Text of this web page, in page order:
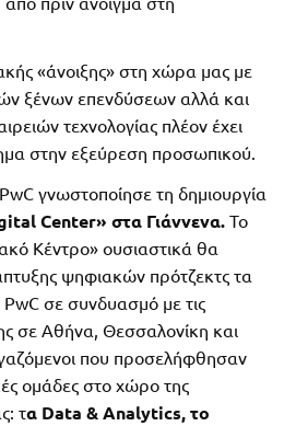
«άνοιξης» στη χώρα μας με
ξένων επενδύσεων αλλά και
τεχνολογίας πλέον έχει
στην εξεύρεση προσωπικού.
γνωστοποίησε τη δημιουργία
Center» στα Γιάννενα. Το
Κέντρο» ουσιαστικά θα
ψηφιακών πρότζεκτς τα
σε συνδυασμό με τις
σε Αθήνα, Θεσσαλονίκη και
που προσελήφθησαν
ομάδες στο χώρο της
τα Data & Analytics, το